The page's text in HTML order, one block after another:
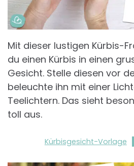
Mit dieser lustigen Kürbis-
du einen Kürbis in einen
Gesicht. Stelle diesen vor
beleuchte ihn mit einer
Teelichtern. Das sieht
toll aus.
Kürbisgesicht-Vorlage